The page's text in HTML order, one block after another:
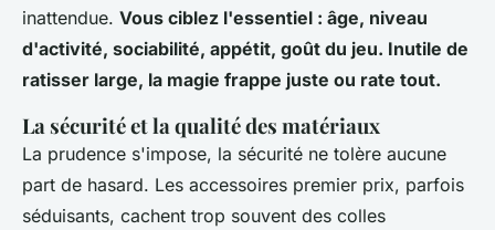
inattendue. Vous ciblez l'essentiel : âge, niveau
d'activité, sociabilité, appétit, goût du jeu. Inutile de
ratisser large, la magie frappe juste ou rate tout.
La sécurité et la qualité des matériaux
La prudence s'impose, la sécurité ne tolère aucune
part de hasard. Les accessoires premier prix, parfois
séduisants, cachent trop souvent des colles